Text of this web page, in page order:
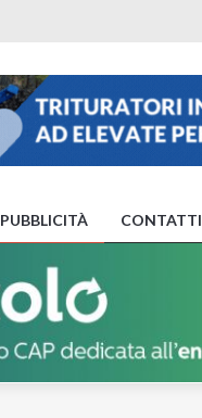
PUBBLICITÀ CONTATTI